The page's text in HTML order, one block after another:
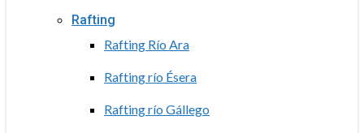
Rafting
Rafting Río Ara
Rafting río Ésera
Rafting río Gállego